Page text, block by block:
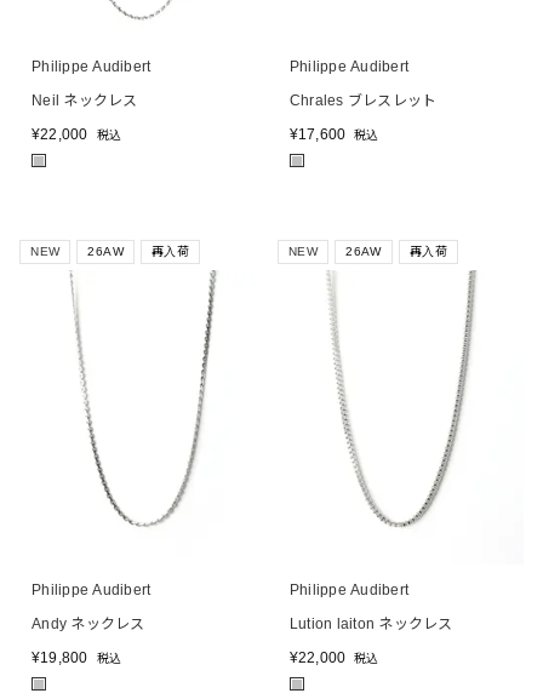
Philippe Audibert
Neil ネックレス
¥22,000 税込
■
Philippe Audibert
Chrales ブレスレット
¥17,600 税込
■
NEW 26AW 再入荷
Philippe Audibert
Andy ネックレス
¥19,800 税込
■
NEW 26AW 再入荷
Philippe Audibert
Lution laiton ネックレス
¥22,000 税込
■